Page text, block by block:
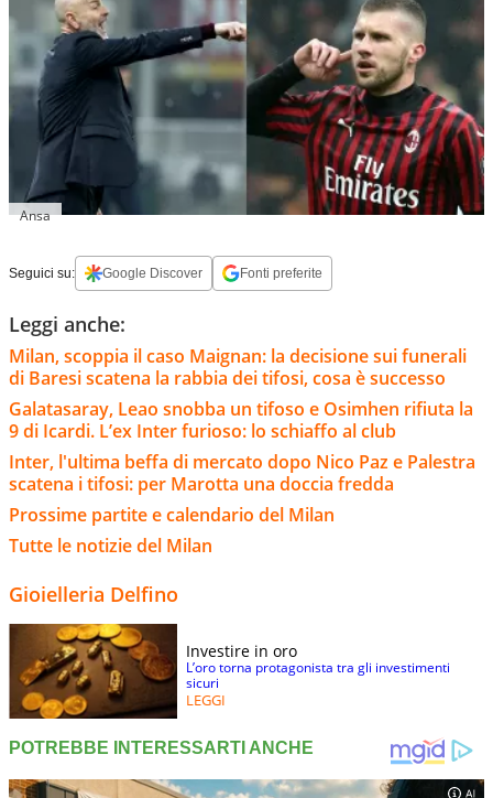
Ansa
Seguici su: Google Discover Fonti preferite
Leggi anche:
Milan, scoppia il caso Maignan: la decisione sui funerali
di Baresi scatena la rabbia dei tifosi, cosa è successo
Galatasaray, Leao snobba un tifoso e Osimhen rifiuta la
9 di Icardi. L’ex Inter furioso: lo schiaffo al club
Inter, l'ultima beffa di mercato dopo Nico Paz e Palestra
scatena i tifosi: per Marotta una doccia fredda
Prossime partite e calendario del Milan
Tutte le notizie del Milan
Gioielleria Delfino
Investire in oro
L’oro torna protagonista tra gli investimenti
sicuri
LEGGI